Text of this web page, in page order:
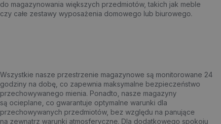
do magazynowania większych przedmiotów, takich jak meble
czy całe zestawy wyposażenia domowego lub biurowego.
Wszystkie nasze przestrzenie magazynowe są monitorowane 24
godziny na dobę, co zapewnia maksymalne bezpieczeństwo
przechowywanego mienia. Ponadto, nasze magazyny
są ocieplane, co gwarantuje optymalne warunki dla
przechowywanych przedmiotów, bez względu na panujące
na zewnątrz warunki atmosferyczne. Dla dodatkowego spokoju